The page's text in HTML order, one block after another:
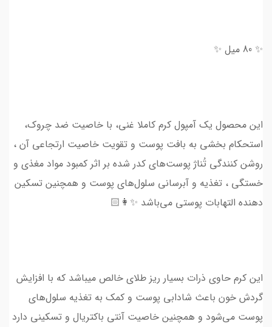
✨ 80 میل ✨
این محصول یک آمپول کرم کاملا غنی، با خاصیت ضد چروک،
استحکام بخشی به بافت پوست و تقویت خاصیت ارتجاعی آن ،
روشن کنندگی تُناژ پوست‌های کدر شده بر اثر کمبود مواد مغذی و
خستگی ، تغذیه و آبرسانی سلول‌های پوست و همچنین تسکین
دهنده التهابات پوستی می‌باشد ✨👩🏻
این کرم حاوی ذرات بسیار ریز طلای خالص میباشد که با افزایش
گردش خون باعث شادابی پوست و کمک به تغذیه سلول‌های
پوست می‌شود و همچنین خاصیت آنتی باکتریال و تسکینی دارد